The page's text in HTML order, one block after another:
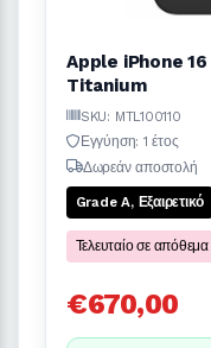
Apple iPhone
Titanium
SKU: MTL100110
Εγγύηση: 1 έτος
Δωρεάν αποστολή
Grade A, Εξαιρετικό
Τελευταίο σε απόθεμα
€670,00